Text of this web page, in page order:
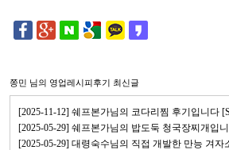
쫑민 님의 영업레시피후기 최신글
[2025-11-12] 쉐프본가님의 코다리찜 후기입니다
[2025-05-29] 쉐프본가님의 밥도둑 청국장찌개입
[2025-05-29] 대령숙수님의 직접 개발한 만능 겨자